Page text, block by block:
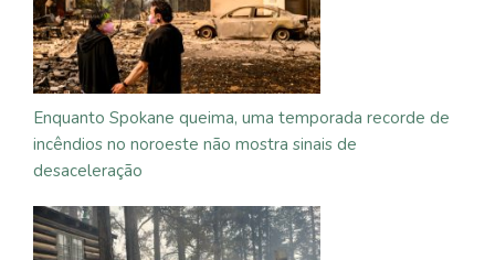
Enquanto Spokane queima, uma temporada recorde de
incêndios no noroeste não mostra sinais de
desaceleração